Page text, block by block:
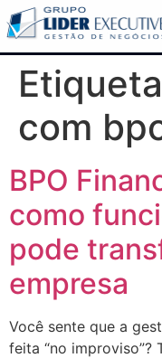
com
BPO
como
pode
empresa
Você sente que a
feita “no improviso”?